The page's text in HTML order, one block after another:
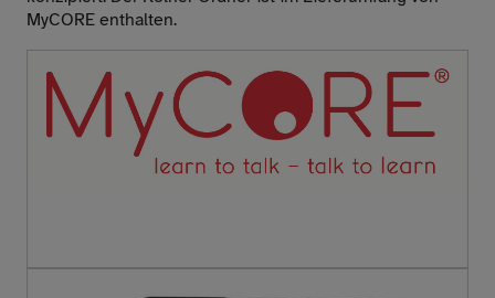
MyCORE enthalten.